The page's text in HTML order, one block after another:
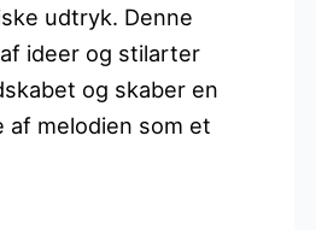
udtryk. Denne
ideer og stilarter
og skaber en
af melodien som et